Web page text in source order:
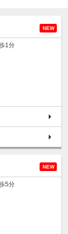
NEW
1分
NEW
5分